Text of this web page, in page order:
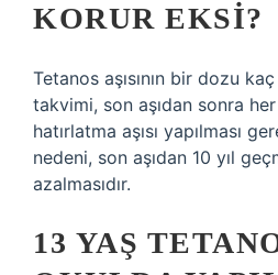
KORUR EKSI?
Tetanos aşısının bir dozu
takvimi, son aşıdan sonra
hatırlatma aşısı yapılması
nedeni, son aşıdan 10 yıl
azalmasıdır.
13 YAŞ